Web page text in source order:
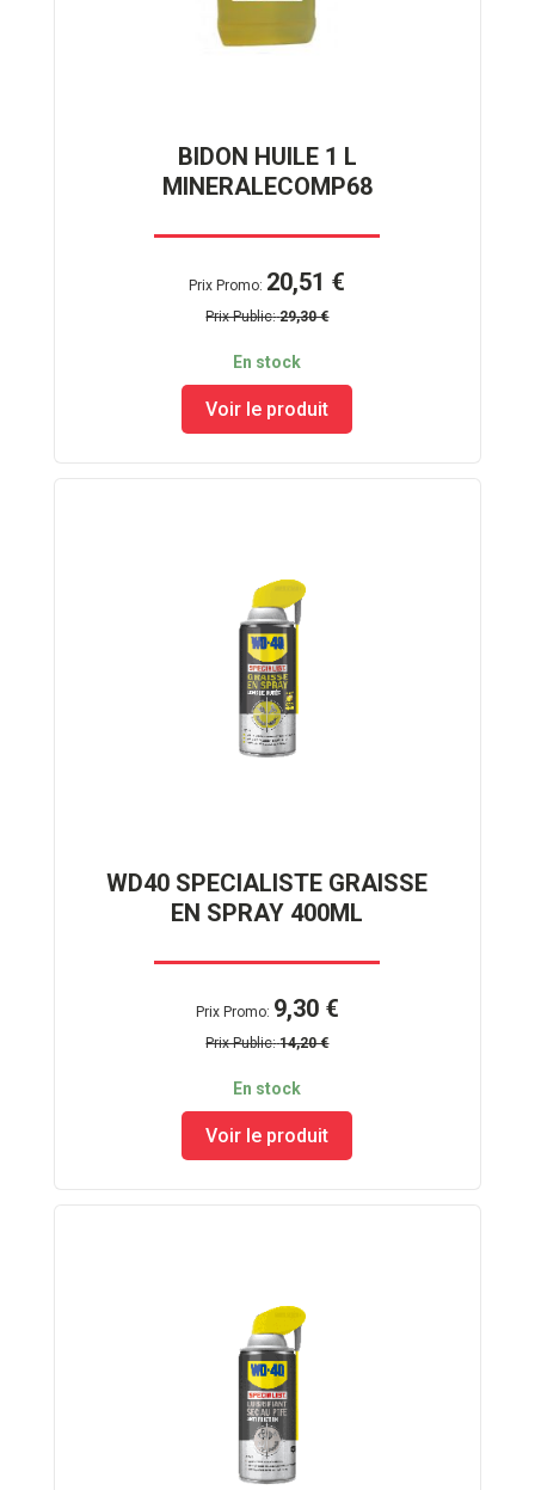
BIDON HUILE 1 L
MINERALECOMP68
Prix Promo 20,51 €
Prix Public 29,30 €
En stock
Voir le produit
WD40 SPECIALISTE GRAISSE
EN SPRAY 400ML
Prix Promo 9,30 €
Prix Public 14,20 €
En stock
Voir le produit